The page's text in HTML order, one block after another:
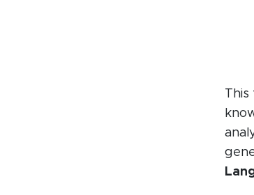
This